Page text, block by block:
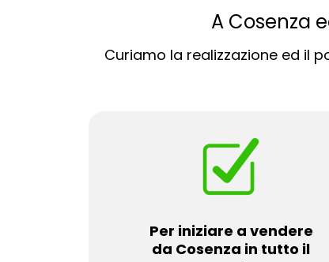
A Cosenza
Curiamo la realizzazione ed il
Per iniziare a vendere
da Cosenza in tutto il